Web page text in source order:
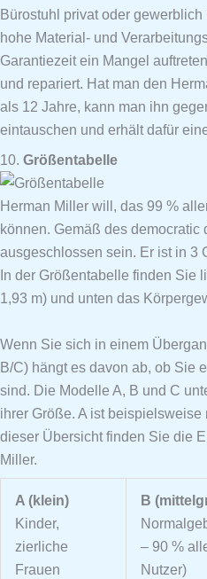
Bürostuhl privat oder
hohe Material- und
Garantiezeit ein Mangel
und repariert. Hat man den
als 12 Jahre, kann man ihn
eintauschen und erhält dafür
10. Größentabelle
Herman Miller will, das 99 %
können. Gemäß des
ausgeschlossen sein. Er ist in 3
In der Größentabelle finden Sie
1,93 m) und unten das
Wenn Sie sich in einem
B/C) hängt es davon ab, ob Sie
sind. Die Modelle A, B und C
ihrer Größe. A ist
dieser Übersicht finden Sie die
Miller.
A (klein)
Kinder,
zierliche
Frauen
B
– 90 %
Nutzer)